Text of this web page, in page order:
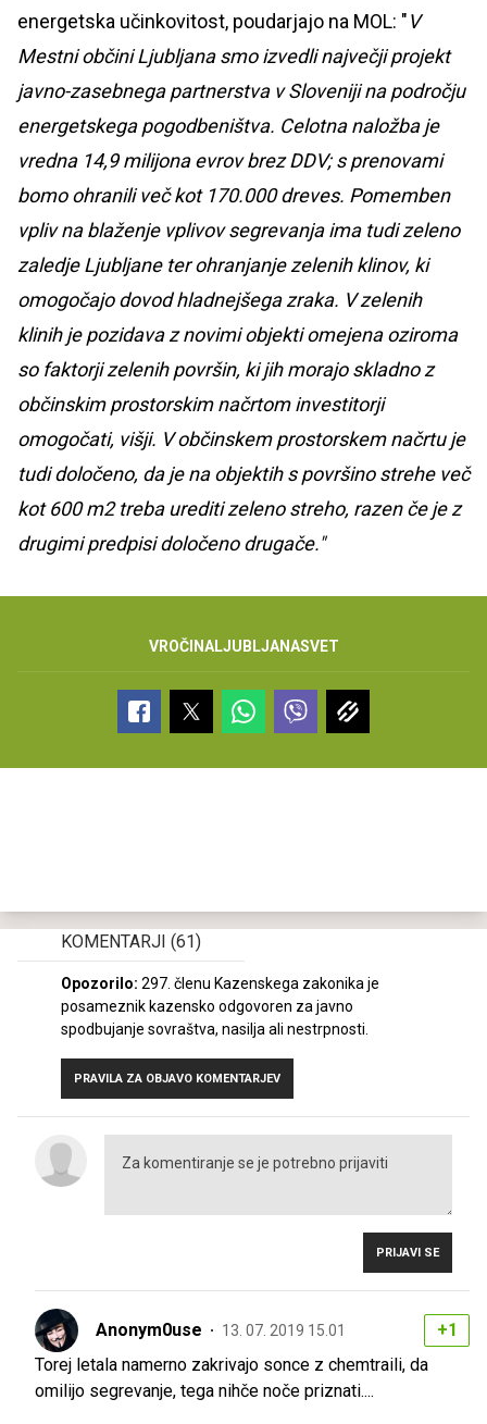
energetska učinkovitost, poudarjajo na MOL: "V
Mestni občini Ljubljana smo izvedli največji projekt
javno-zasebnega partnerstva v Sloveniji na področju
energetskega pogodbeništva. Celotna naložba je
vredna 14,9 milijona evrov brez DDV; s prenovami
bomo ohranili več kot 170.000 dreves. Pomemben
vpliv na blaženje vplivov segrevanja ima tudi zeleno
zaledje Ljubljane ter ohranjanje zelenih klinov, ki
omogočajo dovod hladnejšega zraka. V zelenih
klinih je pozidava z novimi objekti omejena oziroma
so faktorji zelenih površin, ki jih morajo skladno z
občinskim prostorskim načrtom investitorji
omogočati, višji. V občinskem prostorskem načrtu je
tudi določeno, da je na objektih s površino strehe več
kot 600 m2 treba urediti zeleno streho, razen če je z
drugimi predpisi določeno drugače."
VROČINALJUBLJANASVET
KOMENTARJI (61)
Opozorilo: 297. členu Kazenskega zakonika je
posameznik kazensko odgovoren za javno
spodbujanje sovraštva, nasilja ali nestrpnosti.
PRAVILA ZA OBJAVO KOMENTARJEV
PRIJAVI SE
Anonym0use 13. 07. 2019 15.01
+1
Torej letala namerno zakrivajo sonce z chemtraili, da
omilijo segrevanje, tega nihče noče priznati....